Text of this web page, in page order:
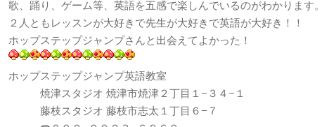
歌、踊り、ゲーム等、英語を五感で楽しんでいるのがわかります
２人ともレッスンが大好きで先生が大好きで英語が大好き！！
ホップステップジャンプさんと出会えてよかった！
ホップステップジャンプ英語教室
焼津スタジオ 焼津市焼津２丁目１−３４−１
藤枝スタジオ 藤枝市志太１丁目６−７